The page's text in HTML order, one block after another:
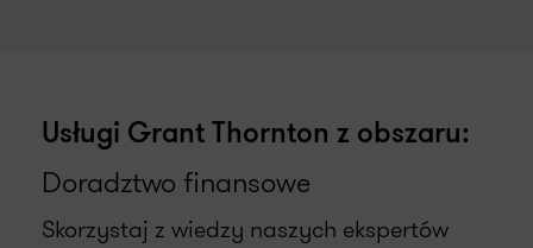
Usługi Grant Thornton z obszaru:
Doradztwo finansowe
Skorzystaj z wiedzy naszych ekspertów